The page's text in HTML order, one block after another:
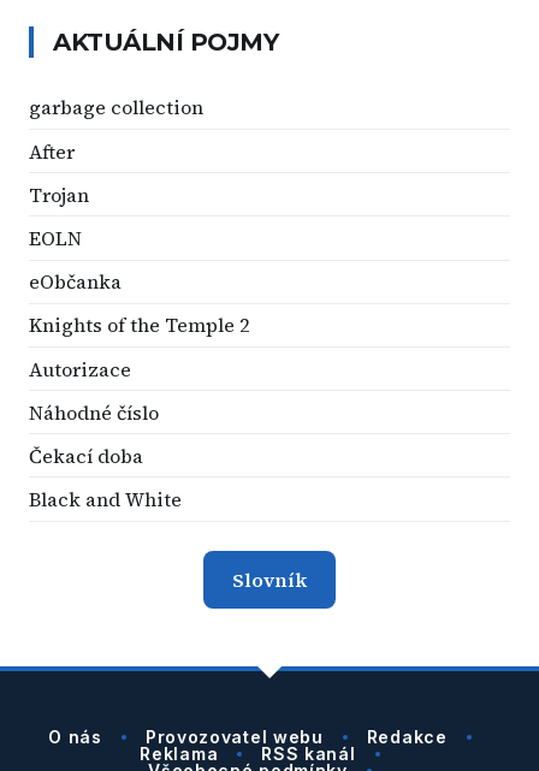
AKTUÁLNÍ POJMY
garbage collection
After
Trojan
EOLN
eObčanka
Knights of the Temple 2
Autorizace
Náhodné číslo
Čekací doba
Black and White
Slovník
O nás Provozovatel webu
Redakce
Reklama
RSS kanál